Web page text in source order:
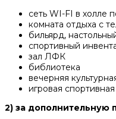
сеть WI-FI в холле
комната отдыха с
бильярд,
спортивный
зал ЛФК
библиотека
вечерняя
игровая
2) за дополнительную